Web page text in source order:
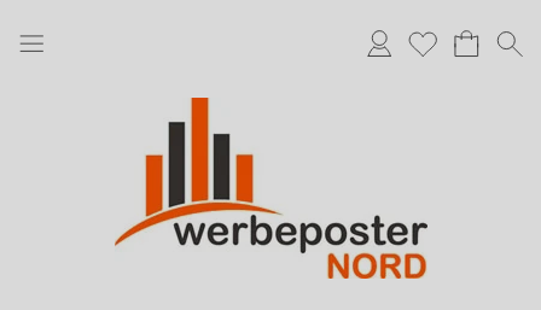
Anmelden
Merkliste